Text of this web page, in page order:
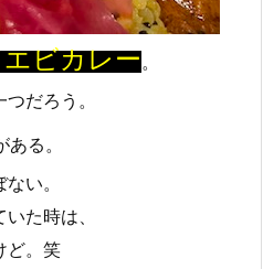
ビカレー。
だろう。
る。
い。
た時は、
ど。笑